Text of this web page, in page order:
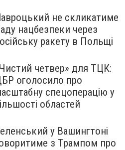
не скликатиме
нацбезпеки через
ракету в Польщі
четвер» для ТЦК:
оголосило про
спецоперацію у
областей
у Вашингтоні
з Трампом про